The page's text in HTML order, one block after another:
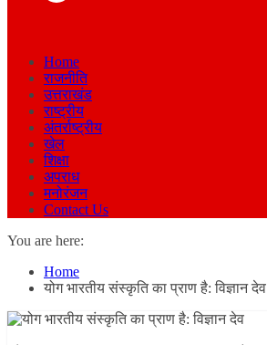
Home
राजनीति
उत्तराखंड
राष्ट्रीय
अंतर्राष्ट्रीय
खेल
शिक्षा
अपराध
मनोरंजन
Contact Us
You are here:
Home
योग भारतीय संस्कृति का प्राण है: विज्ञान देव